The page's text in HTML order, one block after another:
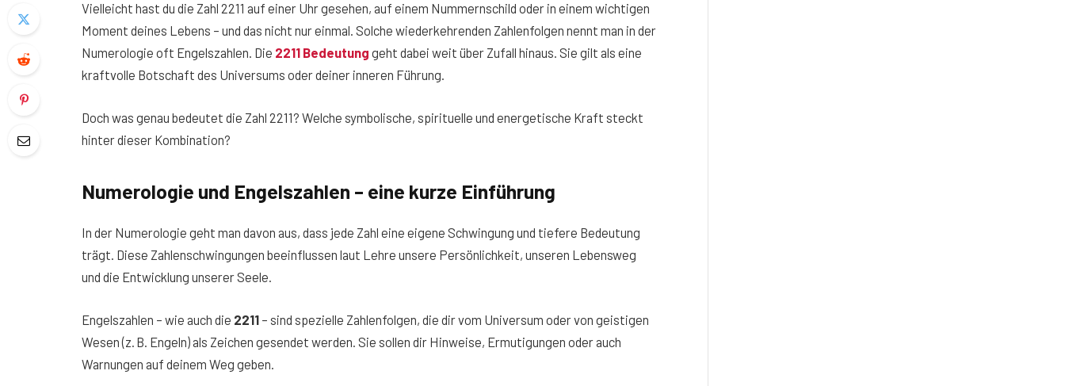
Vielleicht hast du die Zahl 2211 auf einer Uhr gesehen, auf einem Nummernschild oder in einem wichtigen
Moment deines Lebens – und das nicht nur einmal. Solche wiederkehrenden Zahlenfolgen nennt man in der
Numerologie oft Engelszahlen. Die 2211 Bedeutung geht dabei weit über Zufall hinaus. Sie gilt als eine
kraftvolle Botschaft des Universums oder deiner inneren Führung.
Doch was genau bedeutet die Zahl 2211? Welche symbolische, spirituelle und energetische Kraft steckt
hinter dieser Kombination?
Numerologie und Engelszahlen – eine kurze Einführung
In der Numerologie geht man davon aus, dass jede Zahl eine eigene Schwingung und tiefere Bedeutung
trägt. Diese Zahlenschwingungen beeinflussen laut Lehre unsere Persönlichkeit, unseren Lebensweg
und die Entwicklung unserer Seele.
Engelszahlen – wie auch die 2211 – sind spezielle Zahlenfolgen, die dir vom Universum oder von geistigen
Wesen (z. B. Engeln) als Zeichen gesendet werden. Sie sollen dir Hinweise, Ermutigungen oder auch
Warnungen auf deinem Weg geben.